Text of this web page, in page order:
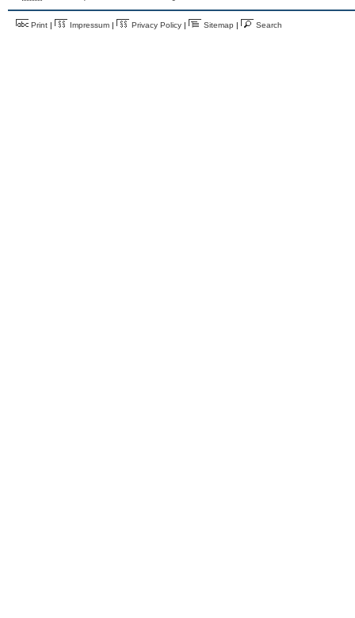
Print | Impressum | Privacy Policy | Sitemap | Search